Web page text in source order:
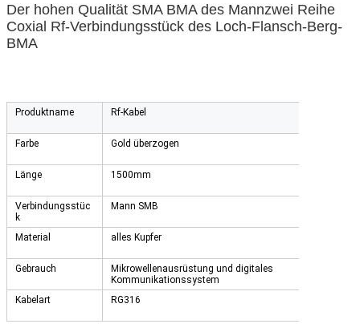
Der hohen Qualität SMA BMA des Mannzwei Reihe
Coxial Rf-Verbindungsstück des Loch-Flansch-Berg-
BMA
Produktname Rf-Kabel
Farbe Gold überzogen
Länge 1500mm
Verbindungsstüc
k
Mann SMB
Material alles Kupfer
Gebrauch
Mikrowellenausrüstung und digitales
Kommunikationssystem
Kabelart
RG316